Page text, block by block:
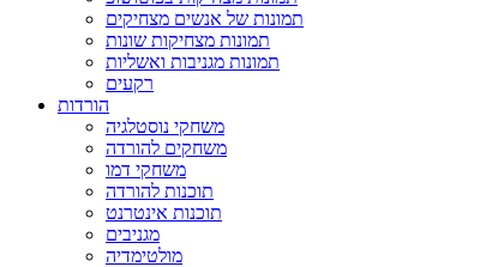
תמונות של אנשים מצחיקים
תמונות מצחיקות שונות
תמונות מגניבות ואשליות
רקעים
הורדות
משחקי נוסטלגיה
משחקים להורדה
משחקי דמו
תוכנות להורדה
תוכנות אינטרנט
מגניבים
מולטימדיה